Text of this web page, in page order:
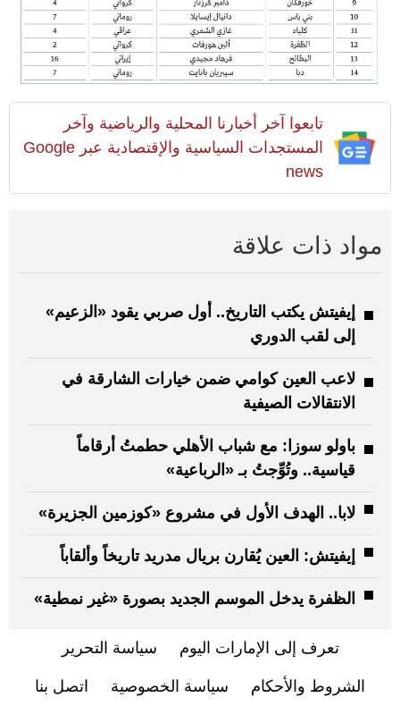
تابعوا آخر أخبارنا المحلية والرياضية وآخر
المستجدات السياسية والإقتصادية عبر Google
news
مواد ذات علاقة
إيفيتش يكتب التاريخ.. أول صربي يقود «الزعيم»
إلى لقب الدوري
لاعب العين كوامي ضمن خيارات الشارقة في
الانتقالات الصيفية
باولو سوزا: مع شباب الأهلي حطمتُ أرقاماً
قياسية.. وتُوِّجتُ بـ «الرباعية»
لابا.. الهدف الأول في مشروع «كوزمين الجزيرة»
إيفيتش: العين يُقارن بريال مدريد تاريخاً وألقاباً
الظفرة يدخل الموسم الجديد بصورة «غير نمطية»
تعرف إلى الإمارات اليوم سياسة التحرير
الشروط والأحكام سياسة الخصوصية اتصل بنا